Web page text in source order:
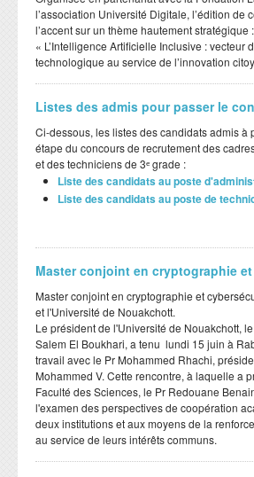
l’association Université Digitale, l’édition de
l’accent sur un thème hautement stratégique :
​« L’Intelligence Artificielle Inclusive : vecteur
technologique au service de l’innovation
Listes des admis pour passer le
Ci-dessous, les listes des candidats admis à
étape du concours de recrutement des
et des techniciens de 3ᵉ grade :
Liste des candidats au poste
Liste des candidats au poste de
Master conjoint en cryptographie
Master conjoint en cryptographie et
et l'Université de Nouakchott.
Le président de l'Université de Nouakchott,
Salem El Boukhari, a tenu lundi 15 juin à
travail avec le Pr Mohammed Rhachi,
Mohammed V. Cette rencontre, à laquelle a
Faculté des Sciences, le Pr Redouane
l'examen des perspectives de coopération
deux institutions et aux moyens de la
au service de leurs intérêts communs.